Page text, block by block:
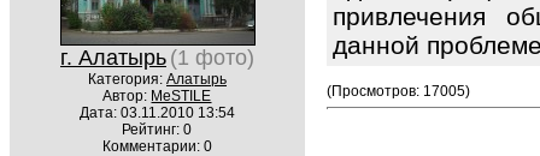
г. Алатырь (1 фото)
Категория: Алатырь
Автор: MeSTILE
Дата: 03.11.2010 13:54
Рейтинг: 0
Комментарии: 0
привлечения
данной
(Просмотров: 17005)